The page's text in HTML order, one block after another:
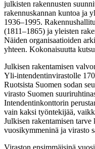
julkisten rakennusten
rakennuskannan kuntoa ja
1936–1995.
(1811–1865) ja yleisten
Näiden organisaatioiden
yhteen. Kokonaisuutta
Julkisen rakentamisen
Yli-intendentinvirastolle
Ruotsista Suomen sodan
virasto Suomen
Intendentinkonttorin
vain kaksi työntekijää,
Julkisen rakentamisen tarve
vuosikymmeninä ja virasto